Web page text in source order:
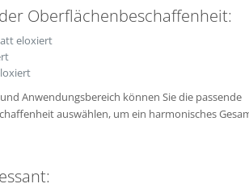
Oberflächenbeschaffenheit:
eloxiert
Anwendungsbereich können Sie die passende
auswählen, um ein harmonisches